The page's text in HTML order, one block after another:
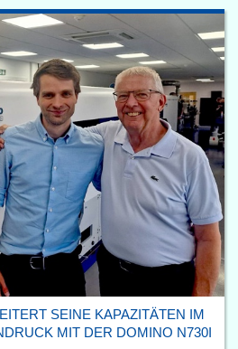
SEINE KAPAZITÄTEN IM
MIT DER DOMINO N730I